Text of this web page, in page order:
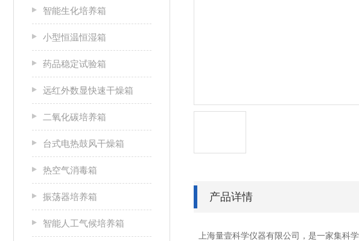
智能生化培养箱
小型恒温恒湿箱
药品稳定试验箱
远红外数显快速干燥箱
二氧化碳培养箱
台式电热鼓风干燥箱
热空气消毒箱
振荡器培养箱
智能人工气候培养箱
产品详情
上海量壹科学仪器有限公司，是一家集科